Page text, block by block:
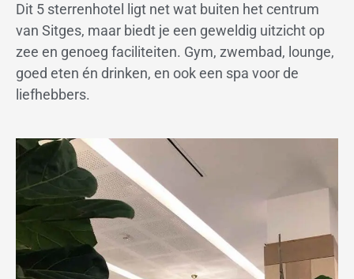
Dit 5 sterrenhotel ligt net wat buiten het centrum
van Sitges, maar biedt je een geweldig uitzicht op
zee en genoeg faciliteiten. Gym, zwembad, lounge,
goed eten én drinken, en ook een spa voor de
liefhebbers.